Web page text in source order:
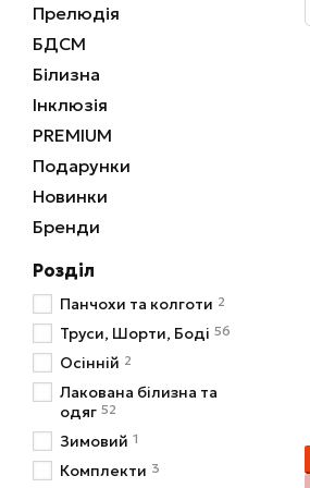
Прелюдія
БДСМ
Білизна
Інклюзія
PREMIUM
Подарунки
Новинки
Бренди
Розділ
Панчохи та колготи 2
Труси, Шорти, Боді 56
Осінній 2
Лакована білизна та
одяг 52
Зимовий 1
Комплекти 3